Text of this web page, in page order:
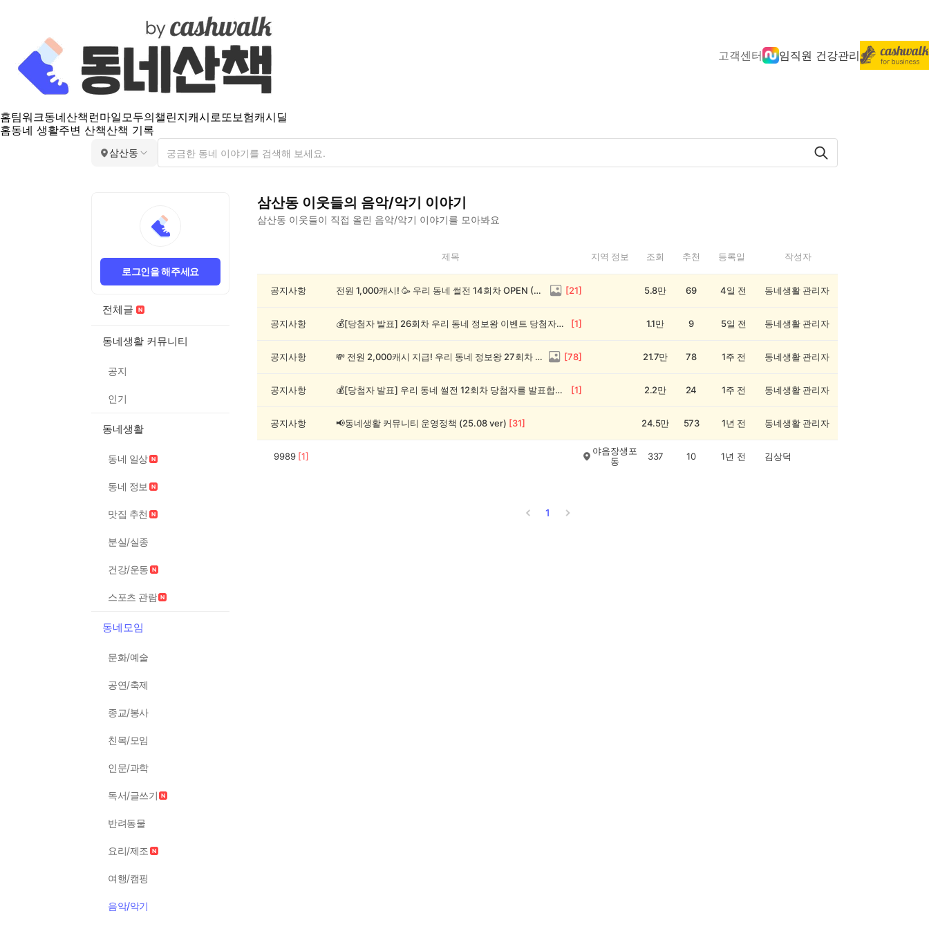
고객센터 임직원 건강관리
홈팀워크동네산책 런마일모두의챌린지캐시로또보험캐시딜
홈동네 생활주변 산책산책 기록
삼산동
로그인을 해주세요
전체글
동네생활 커뮤니티
공지
인기
동네생활
동네 일상
동네 정보
맛집 추천
분실/실종
건강/운동
스포츠 관람
동네모임
문화/예술
공연/축제
종교/봉사
친목/모임
인문/과학
독서/글쓰기
반려동물
요리/제조
여행/캠핑
음악/악기
삼산동 이웃들의 음악/악기 이야기
삼산동 이웃들이 직접 올린 음악/악기 이야기를 모아봐요
동
제목 지역 정보 조회 추천 등록일 작성자
공지사항 전원 1,000캐시! 🥳 우리 동네 썰전 14회차 OPEN (~8/17) [21] 5.8만 69 4일 전 동네생활 관리자
공지사항 💰[당첨자 발표] 26회차 우리 동네 정보왕 이벤트 당첨자를 발표합니다! [1] 1.1만 9 5일 전 동네생활 관리자
공지사항 💸 전원 2,000캐시 지급! 우리 동네 정보왕 27회차 (~8/10) [78] 21.7만 78 1주 전 동네생활 관리자
공지사항 💰[당첨자 발표] 우리 동네 썰전 12회차 당첨자를 발표합니다! [1] 2.2만 24 1주 전 동네생활 관리자
공지사항 📢동네생활 커뮤니티 운영정책 (25.08 ver) [31] 24.5만 573 1년 전 동네생활 관리자
9989 [1]
야음장생포
동
337 10 1년 전 김상덕
1